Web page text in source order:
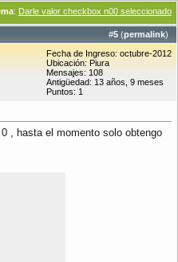
: Darle valor checkbox n00 seleccionado
#5 (permalink)
Fecha de Ingreso: octubre-2012
Ubicación: Piura
Mensajes: 108
Antigüedad: 13 años, 9 meses
Puntos: 1
, hasta el momento solo obtengo